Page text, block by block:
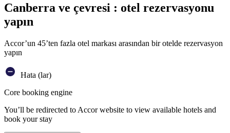
Canberra ve çevresi : otel rezervasyonu
yapın
Accor’un 45’ten fazla otel markası arasından bir otelde rezervasyon
yapın
Hata (lar)
Core booking engine
You’ll be redirected to Accor website to view available hotels and
book your stay